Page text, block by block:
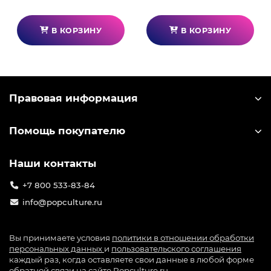
В КОРЗИНУ В КОРЗИНУ
Правовая информация
Помощь покупателю
Наши контакты
+7 800 533-83-84
info@popculture.ru
Вы принимаете условия политики в отношении обработки
персональных данных и пользовательского соглашения
каждый раз, когда оставляете свои данные в любой форме